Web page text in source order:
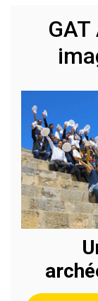
GAT